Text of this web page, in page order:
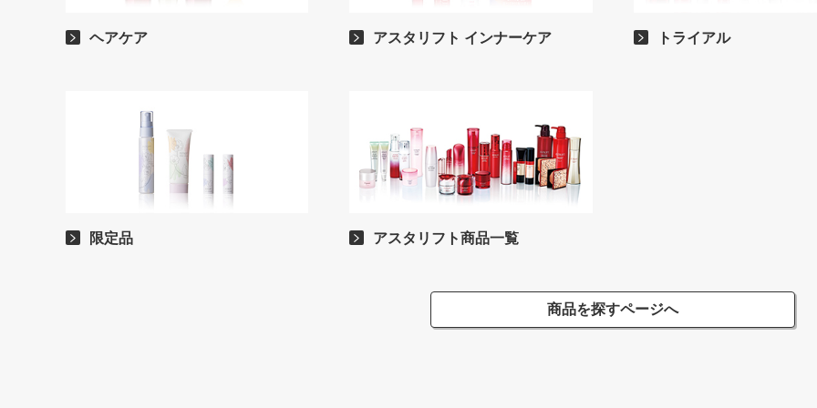
ヘアケア アスタリフト インナーケア トライアル
限定品 アスタリフト商品一覧
商品を探すページへ